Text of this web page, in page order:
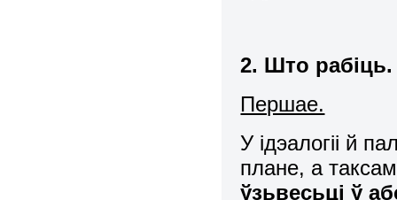
2. Што рабіць.
Першае.
У ідэалогіі й
плане, а
ўзьвесьці ў